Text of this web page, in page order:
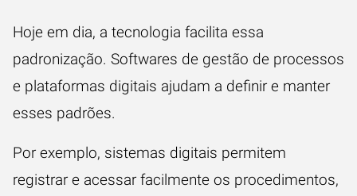
Hoje em dia, a tecnologia facilita essa
padronização. Softwares de gestão de processos
e plataformas digitais ajudam a definir e manter
esses padrões.
Por exemplo, sistemas digitais permitem
registrar e acessar facilmente os procedimentos,